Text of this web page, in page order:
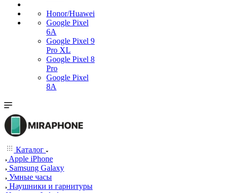
Honor/Huawei
Google Pixel
6A
Google Pixel 9
Pro XL
Google Pixel 8
Pro
Google Pixel
8A
Каталог
Apple iPhone
Samsung Galaxy
Умные часы
Наушники и гарнитуры